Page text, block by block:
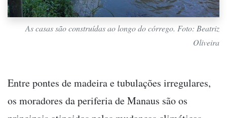
As casas são construídas ao longo do córrego. Foto: Beatriz
Oliveira
Entre pontes de madeira e tubulações irregulares,
os moradores da periferia de Manaus são os